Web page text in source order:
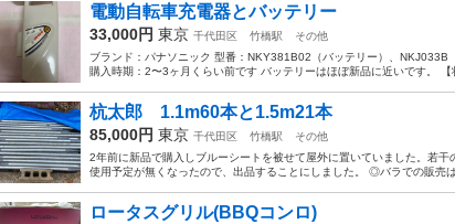
電動自転車充電器とバッテリー
33,000円 東京 千代田区 竹橋駅
その他
ブランド：パナソニック 型番：NKY381B02（バッテリー）、
購入時期：2〜3ヶ月くらい前です バッテリーはほぼ新品に近いです。 【
杭太郎 1.1m60本と1.5m21本
85,000円 東京 千代田区 竹橋駅
その他
2年前に新品で購入しブルーシートを被せて屋外に置いていました。若干
使用予定が無くなったので、出品することにしました。 ◎バラでの販売
ロータスグリル(BBQコンロ)